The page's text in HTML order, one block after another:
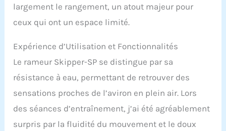
TRAINER CONNECTE : Vos
performances s’affichent
lecture simultanée :
temps d'entraînement,
SPM, distance, compteur
de coups de rame par
calories brûlées.
CONFORT ET LONGÉVITÉ
OPTIMALES : Le rameur à
eau Skipper-SP EST
largement le rangement, un atout majeur pour
ceux qui ont un espace limité.
Expérience d’Utilisation et Fonctionnalités
Le rameur Skipper-SP se distingue par sa
résistance à eau, permettant de retrouver des
sensations proches de l’aviron en plein air. Lors
des séances d’entraînement, j’ai été agréablement
surpris par la fluidité du mouvement et le doux